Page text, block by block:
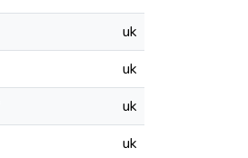
uk
uk
uk
uk